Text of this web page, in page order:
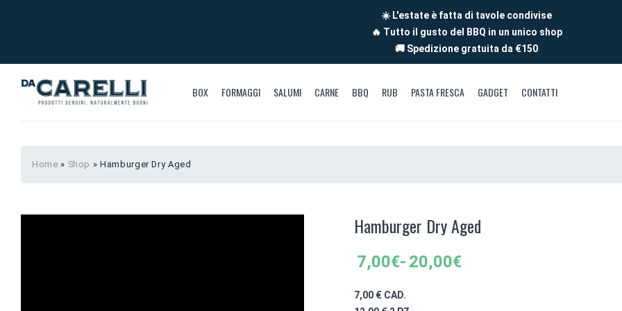
☀️ L'estate è fatta di tavole condivise
🔥 Tutto il gusto del BBQ in un unico shop
🚚 Spedizione gratuita da €150
BOX FORMAGGI SALUMI CARNE BBQ RUB PASTA FRESCA GADGET CONTATTI
Home » Shop »Hamburger Dry Aged
Hamburger Dry Aged
7,00€- 20,00€
Fascia
prezzo:
7,00 € CAD.